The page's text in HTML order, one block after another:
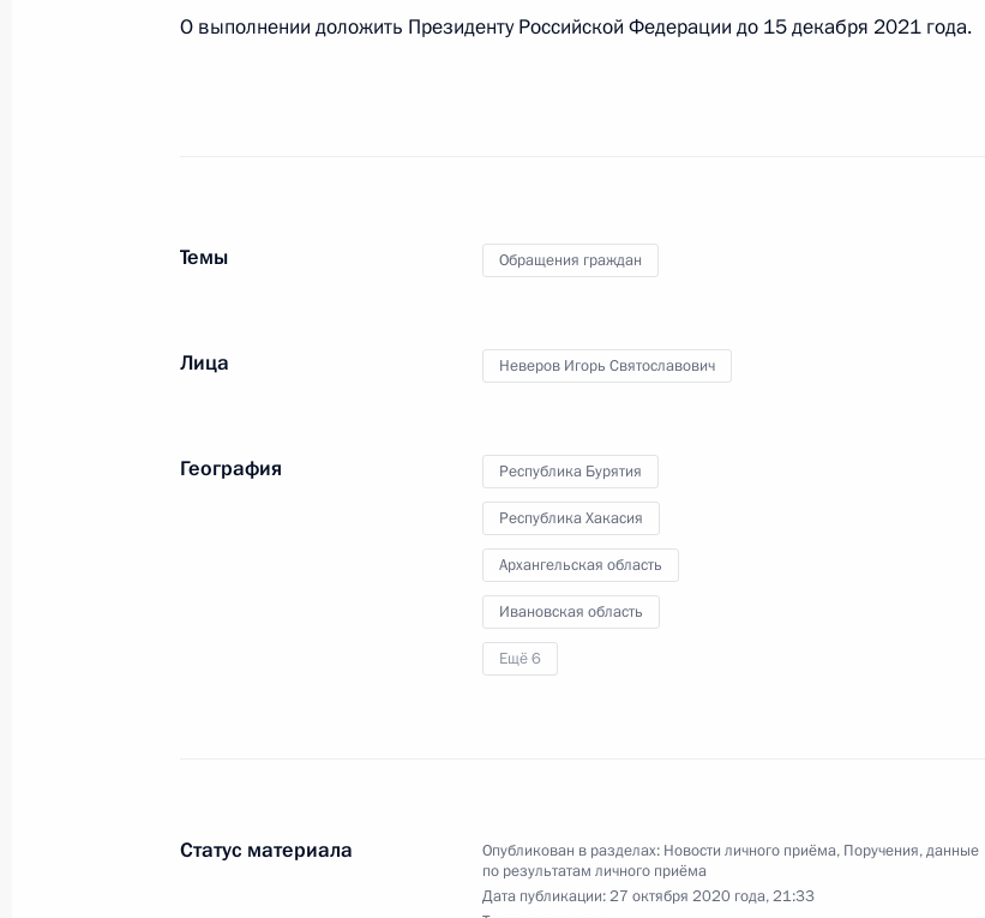
Продолжен контроль исполнения поручения, данного по итогам личного приема
по поручению Президента Российской Федерации начальником Управления пресс–
7 ноября 2019 года
Продолжен контроль исполнения поручения, данного по итогам личного приёма
в режиме видео-конференц-связи жительницы Свердловской области,
проведённого по поручению Президента Российской Федерации помощником
О выполнении доложить Президенту Российской Федерации до 15 декабря 2021 года.
Темы Обращения граждан
Лица Неверов Игорь Святославович
География Республика Бурятия
Республика Хакасия
Архангельская область
Ивановская область
Ещё 6
Статус материала Опубликован в разделах: Новости личного приёма, Поручения, данные
по результатам личного приёма
Дата публикации:27 октября 2020 года, 21:33